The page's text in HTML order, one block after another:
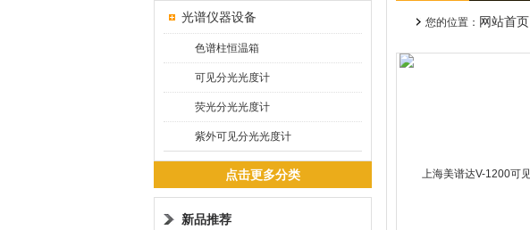
光谱仪器设备
色谱柱恒温箱
可见分光光度计
荧光分光光度计
紫外可见分光光度计
点击更多分类
新品推荐
您的位置： 网站首页